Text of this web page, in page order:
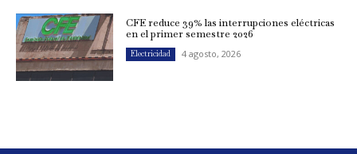
CFE reduce 39% las interrupciones eléctricas
en el primer semestre 2026
Electricidad 4 agosto, 2026